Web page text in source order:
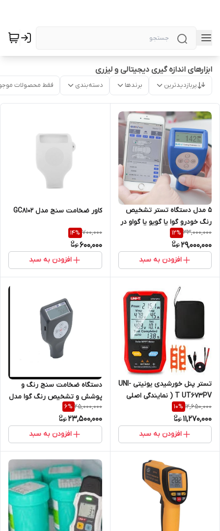
ابزارهای اندازه گیری دیجیتالی و لیزری
پربازدیدترین برندها دسته‌بندی فقط محصولات
5 مدل دستگاه تستر تشخیص
رنگ خودرو گوا یا گویو یا گواو در
پنج مدل مختلف ( ضخامت
سنج رنگ)
33,000,000
12%
29,000,000
افزودن به سبد
کاور ضخامت سنج مدل GC8102
700,000
14%
600,000
افزودن به سبد
تستر پنل خورشیدی یونیتی UNI-
T UT673PV ( نمایندگی اصلی
جوش آزما تجهیز 09120741826)
12,650,000
10%
11,270,000
افزودن به سبد
دستگاه ضخامت سنج رنگ و
پوشش و تشخیص رنگ گوا مدل
GC8102-C
25,000,000
6%
23,500,000
افزودن به سبد